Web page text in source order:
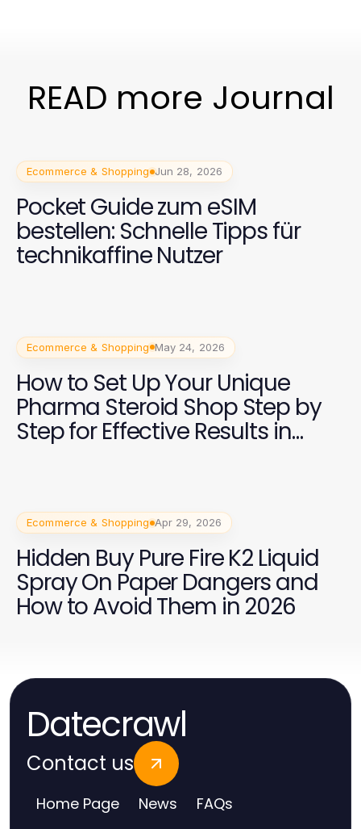
READ more Journal
Ecommerce & Shopping Jun 28, 2026
Pocket Guide zum eSIM
bestellen: Schnelle Tipps für
technikaffine Nutzer
Ecommerce & Shopping May 24, 2026
How to Set Up Your Unique
Pharma Steroid Shop Step by
Step for Effective Results in
Ecommerce & Shopping Apr 29, 2026
Hidden Buy Pure Fire K2 Liquid
Spray On Paper Dangers and
How to Avoid Them in 2026
Datecrawl
Contact us
Home Page News
FAQs